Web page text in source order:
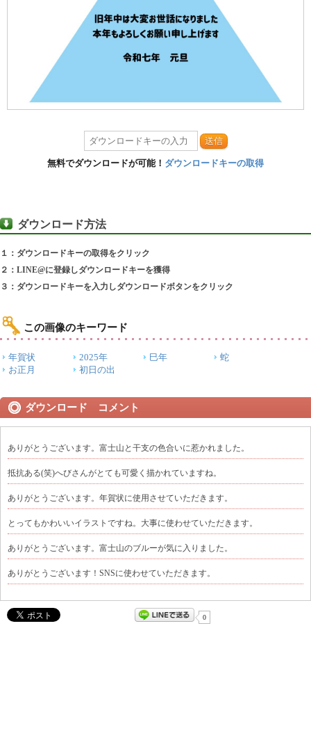
送信
無料でダウンロードが可能！ ダウンロードキーの取得
ダウンロード方法
１：ダウンロードキーの取得をクリック
２：LINE@に登録しダウンロードキーを獲得
３：ダウンロードキーを入力しダウンロードボタンをクリック
この画像のキーワード
年賀状 2025年 巳年
蛇
お正月
初日の出
ダウンロード コメント
ありがとうございます。富士山と干支の色合いに惹かれました。
抵抗ある(笑)へびさんがとても可愛く描かれていますね。
ありがとうございます。年賀状に使用させていただきます。
とってもかわいいイラストですね。大事に使わせていただきます。
ありがとうございます。富士山のブルーが気に入りました。
ありがとうございます！SNSに使わせていただきます。
0